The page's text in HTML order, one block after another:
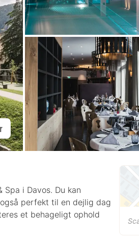
i Davos. Du kan
perfekt til en dejlig dag
et behageligt ophold